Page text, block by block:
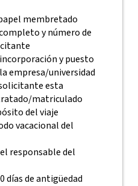
membretado
y número de
y puesto
empresa/universidad
esta
matriculado
del viaje
vacacional del
responsable del
días de antigüedad